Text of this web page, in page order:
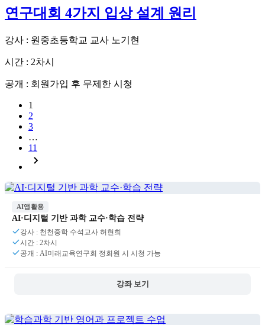
연구대회 4가지 입상 설계 원리
강사 : 원중초등학교 교사 노기현
시간 : 2차시
공개 : 회원가입 후 무제한 시청
1
2
3
…
11
AI앱활용
AI·디지털 기반 과학 교수·학습 전략
강사 : 천천중학 수석교사 허현희
시간 : 2차시
공개 : AI미래교육연구회 정회원 시 시청 가능
강좌 보기